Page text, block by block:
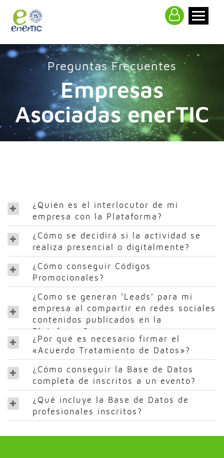
Preguntas Frecuentes
Empresas
Asociadas enerTIC
¿Quién es el interlocutor de mi
empresa con la Plataforma?
¿Cómo se decidirá si la actividad se
realiza presencial o digitalmente?
¿Cómo conseguir Códigos
Promocionales?
¿Como se generan ‘Leads’ para mi
empresa al compartir en redes sociales
contenidos publicados en la
Plataforma?
¿Por qué es necesario firmar el
«Acuerdo Tratamiento de Datos»?
¿Cómo conseguir la Base de Datos
completa de inscritos a un evento?
¿Qué incluye la Base de Datos de
profesionales inscritos?